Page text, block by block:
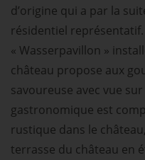
d’origine qui a par la
résidentiel
« Wasserpavillon »
château propose aux
savoureuse avec vue
gastronomique est
rustique dans le
terrasse du château en